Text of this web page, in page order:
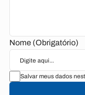
Nome (Obrigatório)
Salvar meus dados